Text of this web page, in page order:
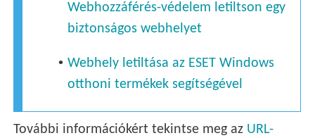
Webhozzáférés-védelem letiltson egy
biztonságos webhelyet
• Webhely letiltása az ESET Windows
otthoni termékek segítségével
További információkért tekintse meg az URL-